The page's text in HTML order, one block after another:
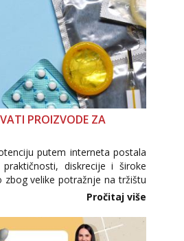
PROIZVODE ZA
putem interneta postala
diskrecije i široke
velike potražnje na tržištu
proizvodi, nepouzdane
nepoznatog podrijetla. ...
Pročitaj više